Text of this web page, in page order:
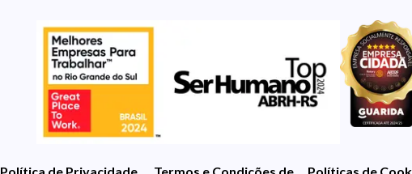
Política de Privacidade Termos e Condições de UsoPolíticas de